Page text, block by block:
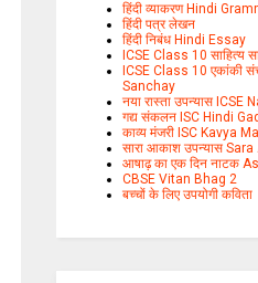
हिंदी व्याकरण Hindi
हिंदी पत्र लेखन
हिंदी निबंध Hindi Essay
ICSE Class 10 साहित्य
ICSE Class 10 एकांकी
Sanchay
नया रास्ता उपन्यास ICSE
गद्य संकलन ISC Hindi
काव्य मंजरी ISC Kavya
सारा आकाश उपन्यास
आषाढ़ का एक दिन नाटक
CBSE Vitan Bhag 2
बच्चों के लिए उपयोगी कविता